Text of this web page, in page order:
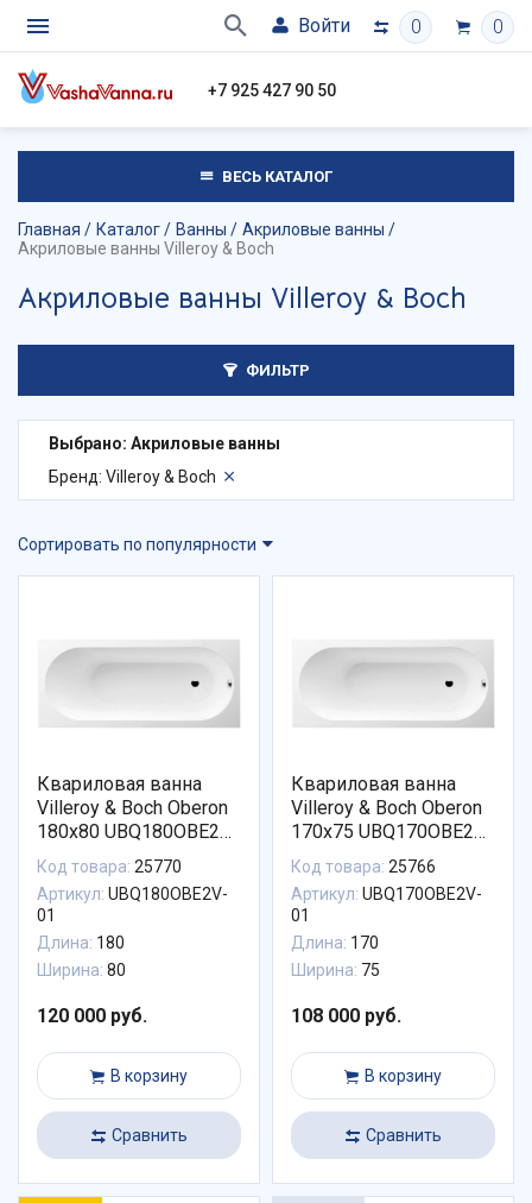
Войти 0 0
+7 925 427 90 50
ВЕСЬ КАТАЛОГ
Главная Каталог Ванны
Акриловые ванны
Акриловые ванны Villeroy & Boch
Акриловые ванны Villeroy & Boch
ФИЛЬТР
Выбрано: Акриловые ванны
Бренд: Villeroy & Boch
Сортировать по популярности
Квариловая ванна
Villeroy & Boch Oberon
180х80 UBQ180OBE2V-
01
Код товара: 25770
Артикул: UBQ180OBE2V-
01
Длина: 180
Ширина: 80
120 000 руб.
В корзину
Сравнить
Квариловая ванна
Villeroy & Boch Oberon
170x75 UBQ170OBE2V-
01
Код товара: 25766
Артикул: UBQ170OBE2V-
01
Длина: 170
Ширина: 75
108 000 руб.
В корзину
Сравнить